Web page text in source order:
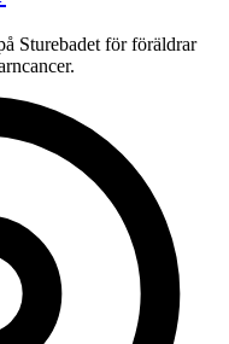
Sturebadet för föräldrar